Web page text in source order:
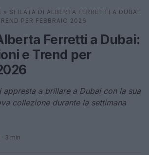
⌕ ×
» SFILATA DI ALBERTA FERRETTI A DUBAI:
PER FEBBRAIO 2026
Ferretti a Dubai:
e Trend per
appresta a brillare a Dubai con la sua
collezione durante la settimana
· 3 min